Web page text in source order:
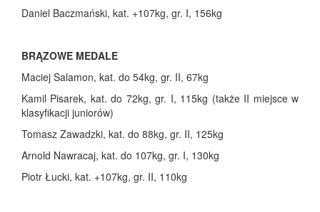
Daniel Baczmański, kat. +107kg, gr. I, 156kg
BRĄZOWE MEDALE
Maciej Salamon, kat. do 54kg, gr. II, 67kg
Kamil Pisarek, kat. do 72kg, gr. I, 115kg (także II miejsce w
klasyfikacji juniorów)
Tomasz Zawadzki, kat. do 88kg, gr. II, 125kg
Arnold Nawracaj, kat. do 107kg, gr. I, 130kg
Piotr Łucki, kat. +107kg, gr. II, 110kg